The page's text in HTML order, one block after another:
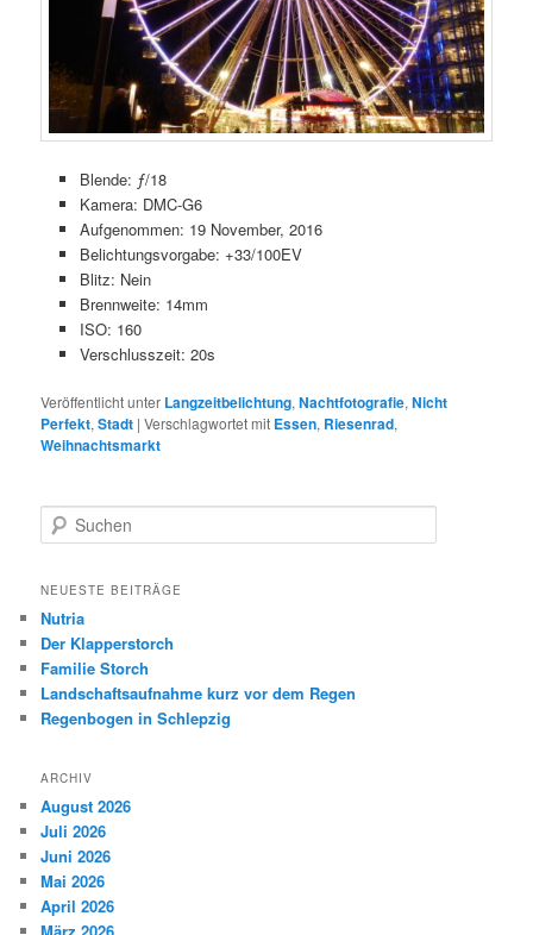
Blende: ƒ/18
Kamera: DMC-G6
Aufgenommen: 19 November, 2016
Belichtungsvorgabe: +33/100EV
Blitz: Nein
Brennweite: 14mm
ISO: 160
Verschlusszeit: 20s
Veröffentlicht unter Langzeitbelichtung,Nachtfotografie,Nicht
Perfekt,Stadt |Verschlagwortet mit Essen, Riesenrad,
Weihnachtsmarkt
u
h
n
NEUESTE BEITRÄGE
Nutria
Der Klapperstorch
Familie Storch
Landschaftsaufnahme kurz vor dem Regen
Regenbogen in Schlepzig
ARCHIV
August 2026
Juli 2026
Juni 2026
Mai 2026
April 2026